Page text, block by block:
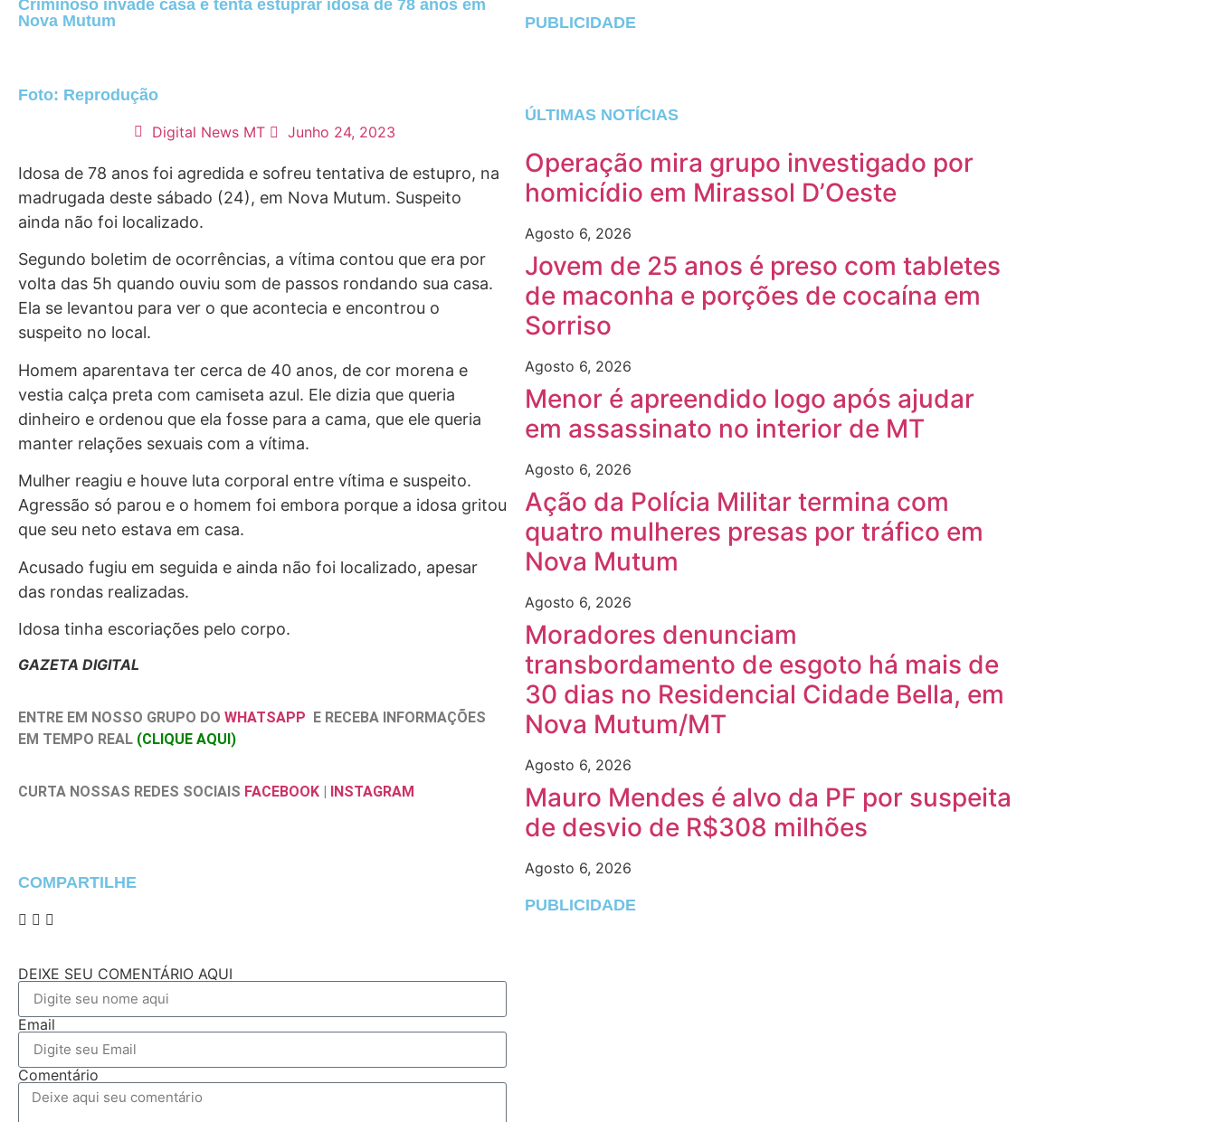
Criminoso invade casa e tenta estuprar idosa de 78 anos em
Nova Mutum
Foto: Reprodução
Digital News MT Junho 24, 2023
Idosa de 78 anos foi agredida e sofreu tentativa de estupro, na
madrugada deste sábado (24), em Nova Mutum. Suspeito
ainda não foi localizado.
Segundo boletim de ocorrências, a vítima contou que era por
volta das 5h quando ouviu som de passos rondando sua casa.
Ela se levantou para ver o que acontecia e encontrou o
suspeito no local.
Homem aparentava ter cerca de 40 anos, de cor morena e
vestia calça preta com camiseta azul. Ele dizia que queria
dinheiro e ordenou que ela fosse para a cama, que ele queria
manter relações sexuais com a vítima.
Mulher reagiu e houve luta corporal entre vítima e suspeito.
Agressão só parou e o homem foi embora porque a idosa gritou
que seu neto estava em casa.
Acusado fugiu em seguida e ainda não foi localizado, apesar
das rondas realizadas.
Idosa tinha escoriações pelo corpo.
GAZETA DIGITAL
ENTRE EM NOSSO GRUPO DO WHATSAPP E RECEBA INFORMAÇÕES
EM TEMPO REAL (CLIQUE AQUI)
CURTA NOSSAS REDES SOCIAIS FACEBOOK | INSTAGRAM
COMPARTILHE
DEIXE SEU COMENTÁRIO AQUI
Email
Comentário
PUBLICIDADE
ÚLTIMAS NOTÍCIAS
Operação mira grupo investigado por
homicídio em Mirassol D’Oeste
Agosto 6, 2026
Jovem de 25 anos é preso com tabletes
de maconha e porções de cocaína em
Sorriso
Agosto 6, 2026
Menor é apreendido logo após ajudar
em assassinato no interior de MT
Agosto 6, 2026
Ação da Polícia Militar termina com
quatro mulheres presas por tráfico em
Nova Mutum
Agosto 6, 2026
Moradores denunciam
transbordamento de esgoto há mais de
30 dias no Residencial Cidade Bella, em
Nova Mutum/MT
Agosto 6, 2026
Mauro Mendes é alvo da PF por suspeita
de desvio de R$308 milhões
Agosto 6, 2026
PUBLICIDADE